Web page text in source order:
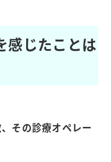
感じたことは
その診療オペレー